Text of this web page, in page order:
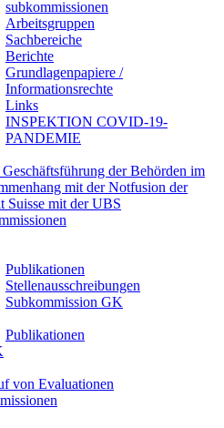
subkommissionen
Arbeitsgruppen
Sachbereiche
Berichte
Grundlagenpapiere /
Informationsrechte
Links
INSPEKTION COVID-19-
PANDEMIE
der Behörden im
mit der Notfusion der
Suisse mit der UBS
Publikationen
Stellenausschreibungen
Subkommission GK
Publikationen
von Evaluationen